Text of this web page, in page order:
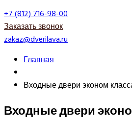
+7 (812) 716-98-00
Заказать звонок
zakaz@dverilava.ru
Главная
Входные двери эконом
Входные двери